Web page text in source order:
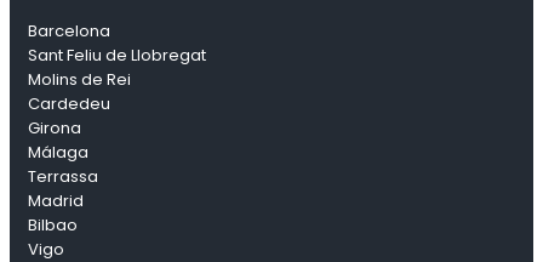
Barcelona
Sant Feliu de Llobregat
Molins de Rei
Cardedeu
Girona
Málaga
Terrassa
Madrid
Bilbao
Vigo